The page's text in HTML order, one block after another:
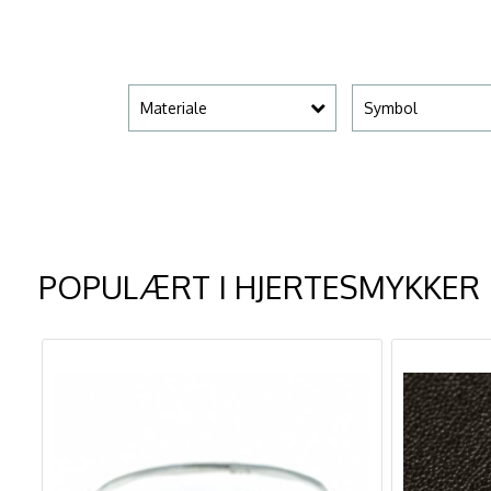
Materiale Symbol
POPULÆRT I HJERTESMYKKER